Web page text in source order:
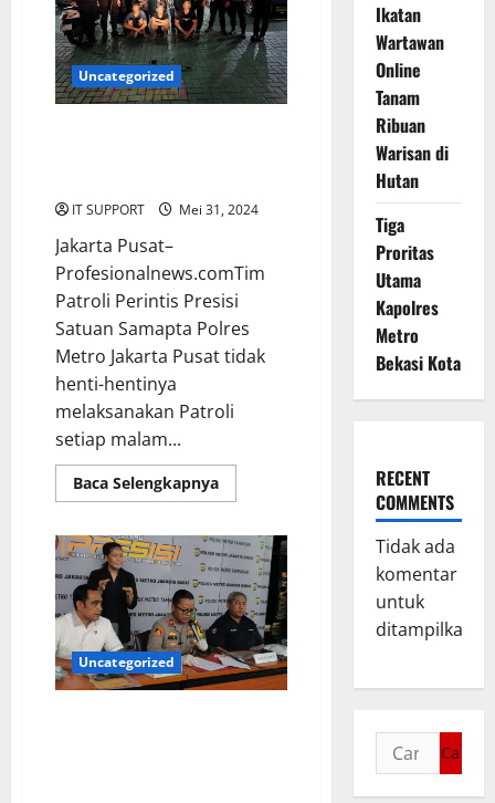
Uncategorized
IT SUPPORT Mei 31, 2024
Jakarta Pusat–
Profesionalnews.comTim
Patroli Perintis Presisi
Satuan Samapta Polres
Metro Jakarta Pusat tidak
henti-hentinya
melaksanakan Patroli
setiap malam...
Baca Selengkapnya
Uncategorized
Ikatan
Wartawan
Online
Tanam
Ribuan
Warisan di
Hutan
Tiga
Proritas
Utama
Kapolres
Metro
Bekasi Kota
RECENT
COMMENTS
Tidak ada
komentar
untuk
ditampilkan.